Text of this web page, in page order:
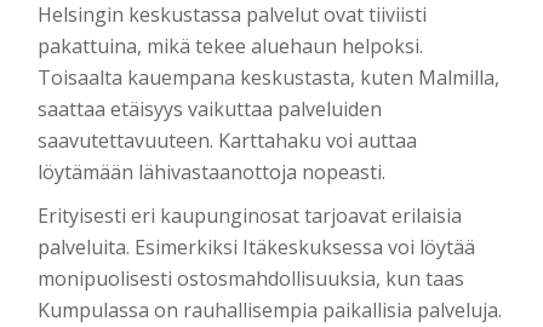
Helsingin keskustassa palvelut ovat tiiviisti
pakattuina, mikä tekee aluehaun helpoksi.
Toisaalta kauempana keskustasta, kuten Malmilla,
saattaa etäisyys vaikuttaa palveluiden
saavutettavuuteen. Karttahaku voi auttaa
löytämään lähivastaanottoja nopeasti.
Erityisesti eri kaupunginosat tarjoavat erilaisia
palveluita. Esimerkiksi Itäkeskuksessa voi löytää
monipuolisesti ostosmahdollisuuksia, kun taas
Kumpulassa on rauhallisempia paikallisia palveluja.